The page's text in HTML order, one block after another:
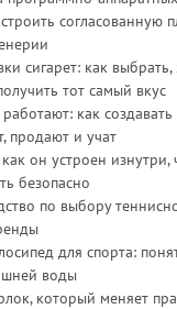
согласованную
сигарет: как
тот самый вкус
как создавать
продают и учат
он устроен изнутри,
безопасно
по выбору
для спорта:
воды
который меняет